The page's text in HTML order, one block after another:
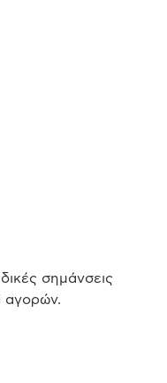
σημάνσεις
αγορών.